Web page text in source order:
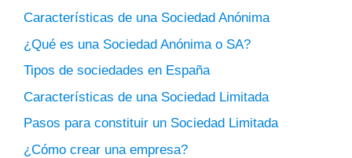
Características de una Sociedad Anónima
¿Qué es una Sociedad Anónima o SA?
Tipos de sociedades en España
Características de una Sociedad Limitada
Pasos para constituir un Sociedad Limitada
¿Cómo crear una empresa?